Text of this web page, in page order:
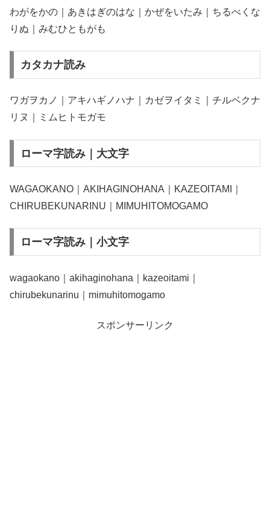
わがをかの｜あきはぎのはな｜かぜをいたみ｜ちるべくな
りぬ｜みむひともがも
カタカナ読み
ワガヲカノ｜アキハギノハナ｜カゼヲイタミ｜チルベクナ
リヌ｜ミムヒトモガモ
ローマ字読み｜大文字
WAGAOKANO｜AKIHAGINOHANA｜KAZEOITAMI｜
CHIRUBEKUNARINU｜MIMUHITOMOGAMO
ローマ字読み｜小文字
wagaokano｜akihaginohana｜kazeoitami｜
chirubekunarinu｜mimuhitomogamo
スポンサーリンク